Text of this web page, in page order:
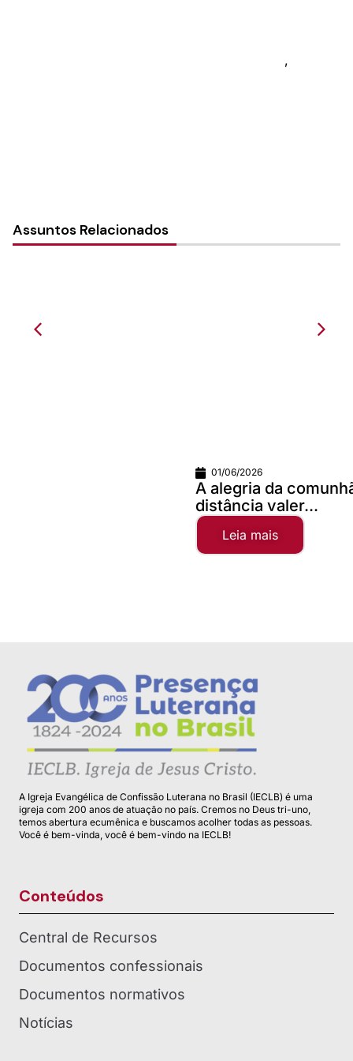
,
Assuntos Relacionados
A alegria da comunhão faz qualquer
A Igreja Evangélica de Confissão Luterana no Brasil (IECLB) é uma
igreja com 200 anos de atuação no país. Cremos no Deus tri-uno,
temos abertura ecumênica e buscamos acolher todas as pessoas.
Você é bem-vinda, você é bem-vindo na IECLB!
Conteúdos
Central de Recursos
Documentos confessionais
Documentos normativos
Notícias